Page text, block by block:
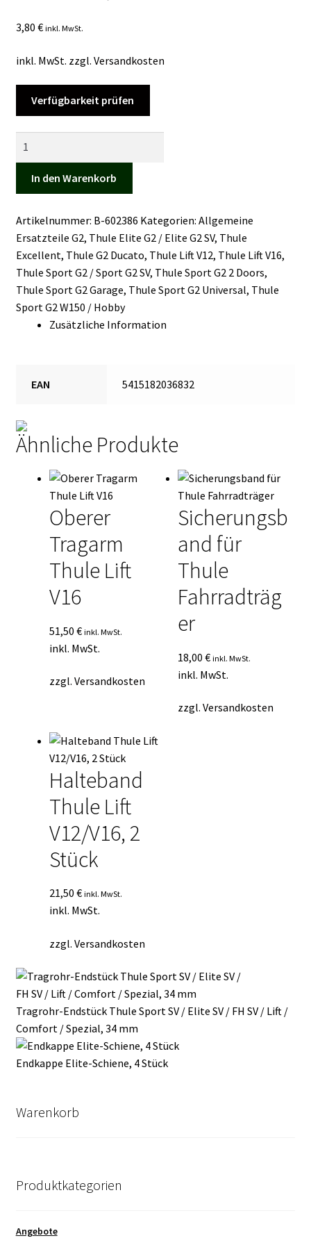
Mein Konto
Warenkorb
3,80 € inkl. MwSt.
inkl. MwSt. zzgl. Versandkosten
Verfügbarkeit prüfen
Stück
In den Warenkorb
Artikelnummer: B-602386 Kategorien: Allgemeine
Ersatzteile G2, Thule Elite G2 / Elite G2 SV, Thule
Excellent, Thule G2 Ducato, Thule Lift V12, Thule Lift V16,
Thule Sport G2 / Sport G2 SV, Thule Sport G2 2 Doors,
Thule Sport G2 Garage, Thule Sport G2 Universal, Thule
Sport G2 W150 / Hobby
Zusätzliche Information
EAN 5415182036832
Ähnliche Produkte
Oberer
Tragarm
Thule Lift
V16
51,50 € inkl. MwSt.
inkl. MwSt.
zzgl. Versandkosten
Sicherungsb
and für
Thule
Fahrradträg
er
18,00€ inkl. MwSt.
inkl. MwSt.
zzgl.Versandkosten
Halteband
Thule Lift
V12/V16, 2
Stück
21,50 € inkl. MwSt.
inkl. MwSt.
zzgl. Versandkosten
Tragrohr-Endstück Thule Sport SV / Elite SV / FH SV / Lift /
Comfort / Spezial, 34 mm
Endkappe Elite-Schiene, 4 Stück
Warenkorb
Produktkategorien
Angebote